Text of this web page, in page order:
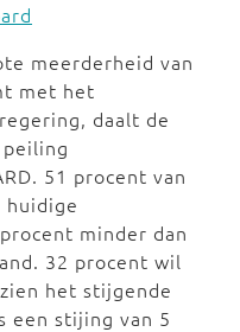
meerderheid van
met het
daalt de
51 procent van
huidige
minder dan
32 procent wil
het stijgende
een stijing van 5